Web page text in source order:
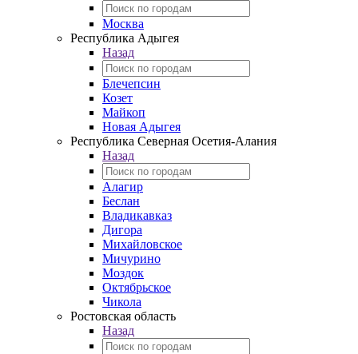
Москва
Республика Адыгея
Назад
Блечепсин
Козет
Майкоп
Новая Адыгея
Республика Северная Осетия-Алания
Назад
Алагир
Беслан
Владикавказ
Дигора
Михайловское
Мичурино
Моздок
Октябрьское
Чикола
Ростовская область
Назад